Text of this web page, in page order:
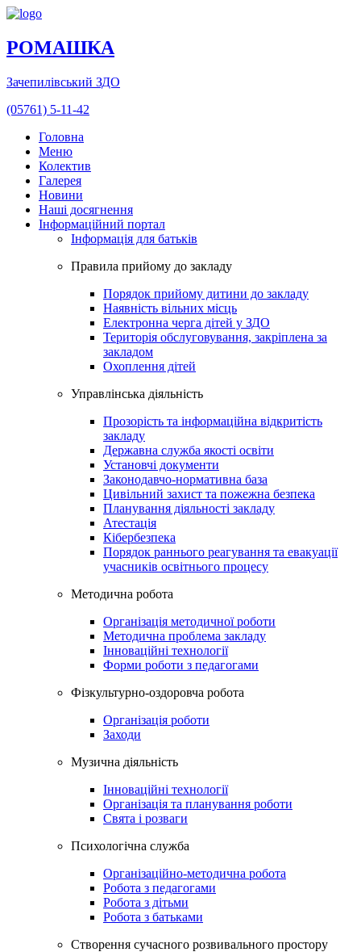
РОМАШКА
Зачепилівський ЗДО
(05761) 5-11-42
Головна
Меню
Колектив
Галерея
Новини
Наші досягнення
Інформаційний портал
Інформація для батьків
Правила прийому до закладу
Порядок прийому дитини до закладу
Наявність вільних місць
Електронна черга дітей у ЗДО
Територія обслуговування, закріплена за
закладом
Охоплення дітей
Управлінська діяльність
Прозорість та інформаційна відкритість
закладу
Державна служба якості освіти
Установчі документи
Законодавчо-нормативна база
Цивільний захист та пожежна безпека
Планування діяльності закладу
Атестація
Кібербезпека
Порядок раннього реагування та евакуації
учасників освітнього процесу
Методична робота
Організація методичної роботи
Методична проблема закладу
Інноваційні технології
Форми роботи з педагогами
Фiзкультурно-оздоровча робота
Організація роботи
Заходи
Музична дiяльнiсть
Інноваційні технології
Організація та планування роботи
Свята і розваги
Психологічна служба
Організаційно-методична робота
Робота з педагогами
Робота з дітьми
Робота з батьками
Створення сучасного розвивального простору